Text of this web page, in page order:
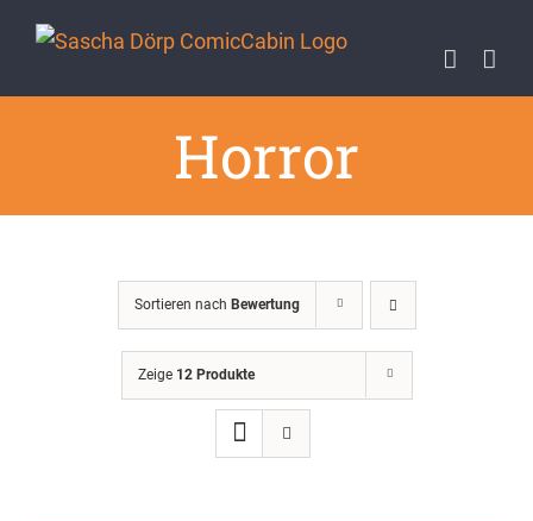
Horror
Sortieren nach Bewertung
Zeige 12 Produkte